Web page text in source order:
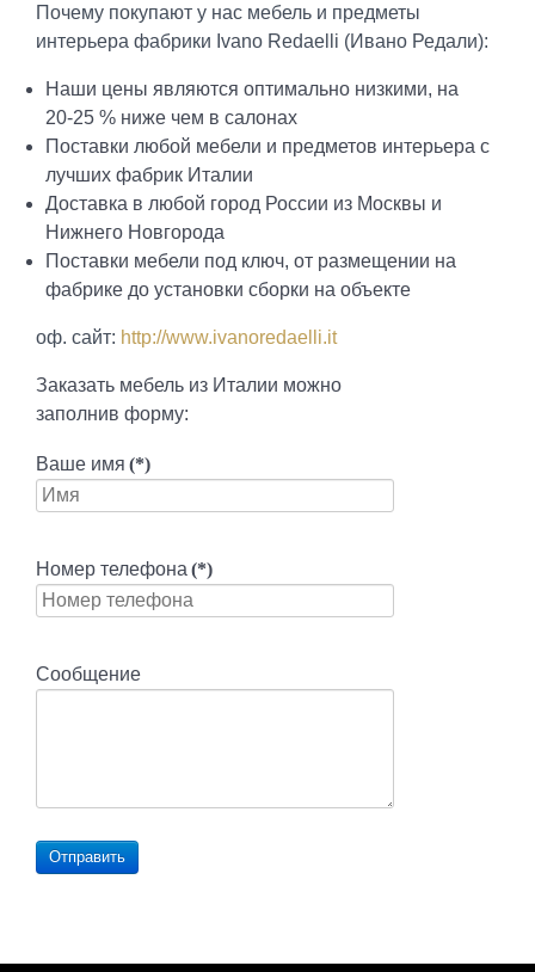
Почему покупают у нас мебель и предметы
интерьера фабрики Ivano Redaelli (Ивано Редали):
Наши цены являются оптимально низкими, на
20-25 % ниже чем в салонах
Поставки любой мебели и предметов интерьера с
лучших фабрик Италии
Доставка в любой город России из Москвы и
Нижнего Новгорода
Поставки мебели под ключ, от размещении на
фабрике до установки сборки на объекте
оф. сайт: http://www.ivanoredaelli.it
Заказать мебель из Италии можно
заполнив форму:
Ваше имя (*)
Номер телефона (*)
Сообщение
Отправить